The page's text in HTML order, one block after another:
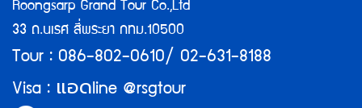
Roongsarp Grand Tour Co.,Ltd
33 ถ.นเรศ สี่พระยา กทม.10500
Tour : 086-802-0610/ 02-631-8188
Visa : แอดline @rsgtour